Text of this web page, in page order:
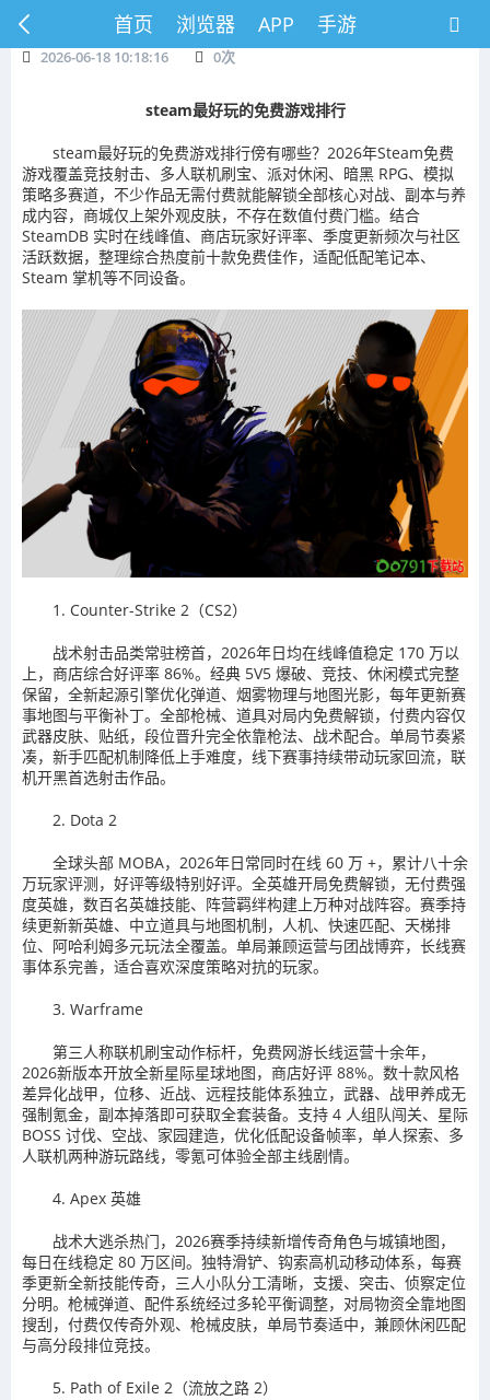
首页 浏览器 APP 手游
2026-06-18 10:18:16 0次
steam最好玩的免费游戏排行
steam最好玩的免费游戏排行傍有哪些？2026年Steam免费
游戏覆盖竞技射击、多人联机刷宝、派对休闲、暗黑 RPG、模拟
策略多赛道，不少作品无需付费就能解锁全部核心对战、副本与养
成内容，商城仅上架外观皮肤，不存在数值付费门槛。结合
SteamDB 实时在线峰值、商店玩家好评率、季度更新频次与社区
活跃数据，整理综合热度前十款免费佳作，适配低配笔记本、
Steam 掌机等不同设备。
1. Counter-Strike 2（CS2）
战术射击品类常驻榜首，2026年日均在线峰值稳定 170 万以
上，商店综合好评率 86%。经典 5V5 爆破、竞技、休闲模式完整
保留，全新起源引擎优化弹道、烟雾物理与地图光影，每年更新赛
事地图与平衡补丁。全部枪械、道具对局内免费解锁，付费内容仅
武器皮肤、贴纸，段位晋升完全依靠枪法、战术配合。单局节奏紧
凑，新手匹配机制降低上手难度，线下赛事持续带动玩家回流，联
机开黑首选射击作品。
2. Dota 2
全球头部 MOBA，2026年日常同时在线 60 万 +，累计八十余
万玩家评测，好评等级特别好评。全英雄开局免费解锁，无付费强
度英雄，数百名英雄技能、阵营羁绊构建上万种对战阵容。赛季持
续更新新英雄、中立道具与地图机制，人机、快速匹配、天梯排
位、阿哈利姆多元玩法全覆盖。单局兼顾运营与团战博弈，长线赛
事体系完善，适合喜欢深度策略对抗的玩家。
3. Warframe
第三人称联机刷宝动作标杆，免费网游长线运营十余年，
2026新版本开放全新星际星球地图，商店好评 88%。数十款风格
差异化战甲，位移、近战、远程技能体系独立，武器、战甲养成无
强制氪金，副本掉落即可获取全套装备。支持 4 人组队闯关、星际
BOSS 讨伐、空战、家园建造，优化低配设备帧率，单人探索、多
人联机两种游玩路线，零氪可体验全部主线剧情。
4. Apex 英雄
战术大逃杀热门，2026赛季持续新增传奇角色与城镇地图，
每日在线稳定 80 万区间。独特滑铲、钩索高机动移动体系，每赛
季更新全新技能传奇，三人小队分工清晰，支援、突击、侦察定位
分明。枪械弹道、配件系统经过多轮平衡调整，对局物资全靠地图
搜刮，付费仅传奇外观、枪械皮肤，单局节奏适中，兼顾休闲匹配
与高分段排位竞技。
5. Path of Exile 2（流放之路 2）